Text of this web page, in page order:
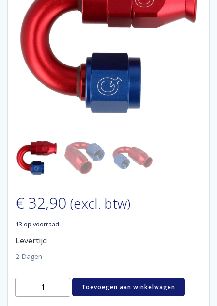
€ 32,90 (excl. btw)
13 op voorraad
Levertijd
2 Dagen
Hose
Toevoegen aan winkelwagen